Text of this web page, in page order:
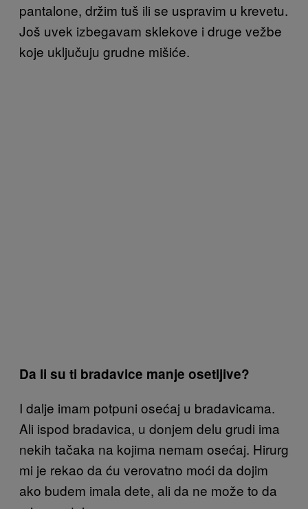
pantalone, držim tuš ili se uspravim u krevetu.
Još uvek izbegavam sklekove i druge vežbe
koje uključuju grudne mišiće.
Da li su ti bradavice manje osetljive?
I dalje imam potpuni osećaj u bradavicama.
Ali ispod bradavica, u donjem delu grudi ima
nekih tačaka na kojima nemam osećaj. Hirurg
mi je rekao da ću verovatno moći da dojim
ako budem imala dete, ali da ne može to da